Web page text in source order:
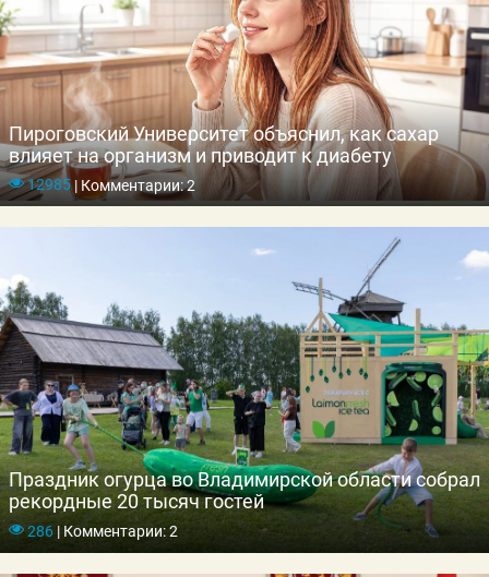
Пироговский Университет объяснил, как сахар
влияет на организм и приводит к диабету
12985|Комментарии: 2
Праздник огурца во Владимирской области собрал
рекордные 20 тысяч гостей
286 |Комментарии: 2